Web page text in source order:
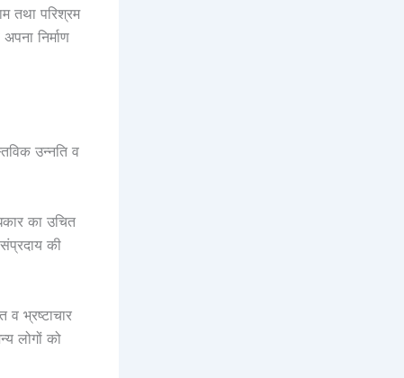
तथा परिश्रम
निर्माण
उन्नति व
का उचित
की
व भ्रष्टाचार
लोगों को